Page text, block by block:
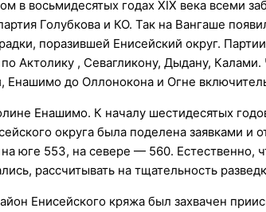
в восьмидесятых годах XIX века всеми
Голубкова и КО. Так на Вангаше
поразившей Енисейский округ.
Актолику , Севагликону, Дыдану, Калами.
до Оллонокона и Огне
Енашимо. К началу шестидесятых
округа была поделена заявками и
юге 553, на севере — 560. Естественно,
рассчитывать на тщательность
Енисейского кряжа был захвачен